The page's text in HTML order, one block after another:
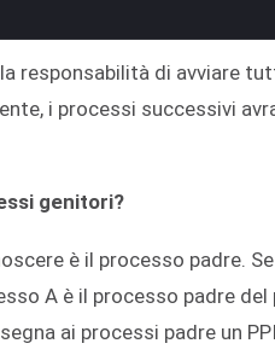
responsabilità di avviare
i processi successivi
genitori?
è il processo padre.
A è il processo padre
ai processi padre un